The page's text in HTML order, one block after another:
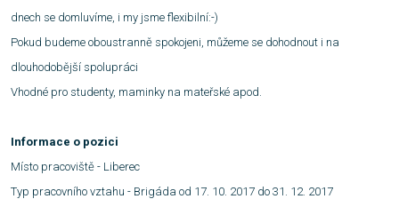
dnech se domluvíme, i my jsme flexibilní:-)
Pokud budeme oboustranně spokojeni, můžeme se dohodnout i na
dlouhodobější spolupráci
Vhodné pro studenty, maminky na mateřské apod.
Informace o pozici
Místo pracoviště - Liberec
Typ pracovního vztahu - Brigáda od 17. 10. 2017 do 31. 12. 2017